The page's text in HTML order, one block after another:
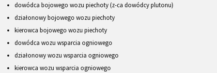
dowódca bojowego wozu piechoty (z-ca dowódcy plutonu)
działonowy bojowego wozu piechoty
kierowca bojowego wozu piechoty
dowódca wozu wsparcia ogniowego
działonowy wozu wsparcia ogniowego
kierowca wozu wsparcia ogniowego